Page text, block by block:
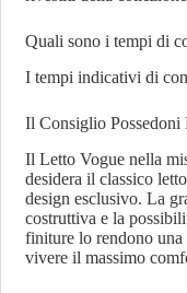
Quali sono i tempi di
I tempi indicativi di
Il Consiglio
Il Letto Vogue nella
desidera il classico
design esclusivo. La
costruttiva e la
finiture lo rendono una
vivere il massimo